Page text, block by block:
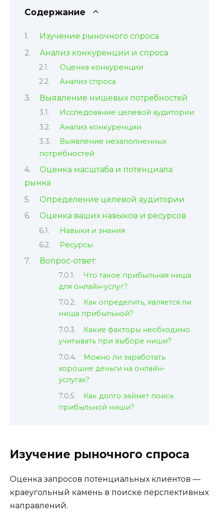
Содержание
Изучение рыночного спроса
Анализ конкуренции и спроса
Оценка конкуренции
Анализ спроса
Выявление нишевых потребностей
Исследование целевой аудитории
Анализ конкуренции
Выявление незаполненных
потребностей
Оценка масштаба и потенциала
рынка
Определение целевой аудитории
Оценка ваших навыков и ресурсов
Навыки и знания
Ресурсы
Вопрос-ответ:
Что такое прибыльная ниша
для онлайн-услуг?
Как определить, является ли
ниша прибыльной?
Какие факторы необходимо
учитывать при выборе ниши?
Можно ли заработать
хорошие деньги на онлайн-
услугах?
Как долго займет поиск
прибыльной ниши?
Изучение рыночного спроса
Оценка запросов потенциальных клиентов —
краеугольный камень в поиске перспективных
направлений.